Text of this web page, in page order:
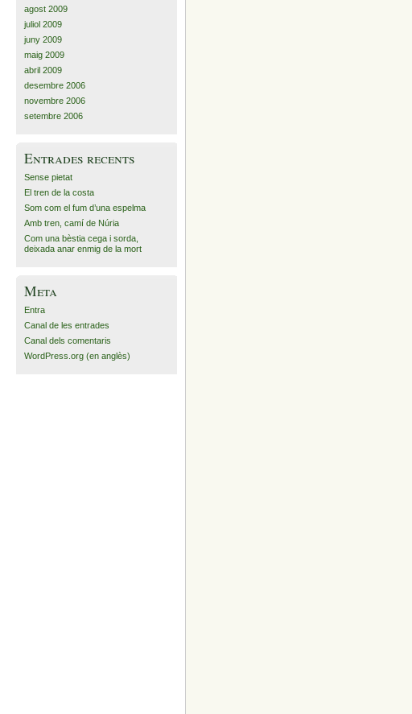
agost 2009
juliol 2009
juny 2009
maig 2009
abril 2009
desembre 2006
novembre 2006
setembre 2006
Entrades recents
Sense pietat
El tren de la costa
Som com el fum d’una espelma
Amb tren, camí de Núria
Com una bèstia cega i sorda,
deixada anar enmig de la mort
Meta
Entra
Canal de les entrades
Canal dels comentaris
WordPress.org (en anglès)